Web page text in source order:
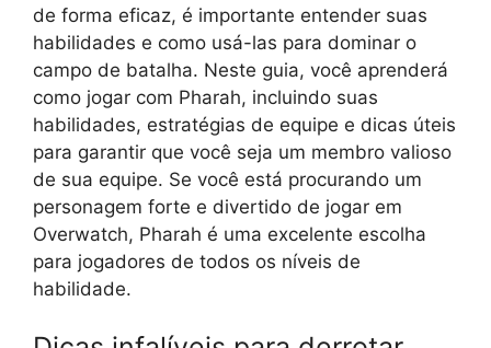
de forma eficaz, é importante entender suas
habilidades e como usá-las para dominar o
campo de batalha. Neste guia, você aprenderá
como jogar com Pharah, incluindo suas
habilidades, estratégias de equipe e dicas úteis
para garantir que você seja um membro valioso
de sua equipe. Se você está procurando um
personagem forte e divertido de jogar em
Overwatch, Pharah é uma excelente escolha
para jogadores de todos os níveis de
habilidade.